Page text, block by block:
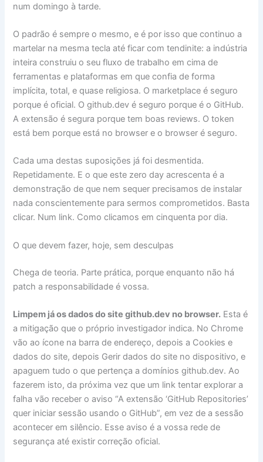
num domingo à tarde.
O padrão é sempre o mesmo, e é por isso que continuo a
martelar na mesma tecla até ficar com tendinite: a indústria
inteira construiu o seu fluxo de trabalho em cima de
ferramentas e plataformas em que confia de forma
implícita, total, e quase religiosa. O marketplace é seguro
porque é oficial. O github.dev é seguro porque é o GitHub.
A extensão é segura porque tem boas reviews. O token
está bem porque está no browser e o browser é seguro.
Cada uma destas suposições já foi desmentida.
Repetidamente. E o que este zero day acrescenta é a
demonstração de que nem sequer precisamos de instalar
nada conscientemente para sermos comprometidos. Basta
clicar. Num link. Como clicamos em cinquenta por dia.
O que devem fazer, hoje, sem desculpas
Chega de teoria. Parte prática, porque enquanto não há
patch a responsabilidade é vossa.
Limpem já os dados do site github.dev no browser. Esta é
a mitigação que o próprio investigador indica. No Chrome
vão ao ícone na barra de endereço, depois a Cookies e
dados do site, depois Gerir dados do site no dispositivo, e
apaguem tudo o que pertença a domínios github.dev. Ao
fazerem isto, da próxima vez que um link tentar explorar a
falha vão receber o aviso “A extensão ‘GitHub Repositories’
quer iniciar sessão usando o GitHub”, em vez de a sessão
acontecer em silêncio. Esse aviso é a vossa rede de
segurança até existir correção oficial.